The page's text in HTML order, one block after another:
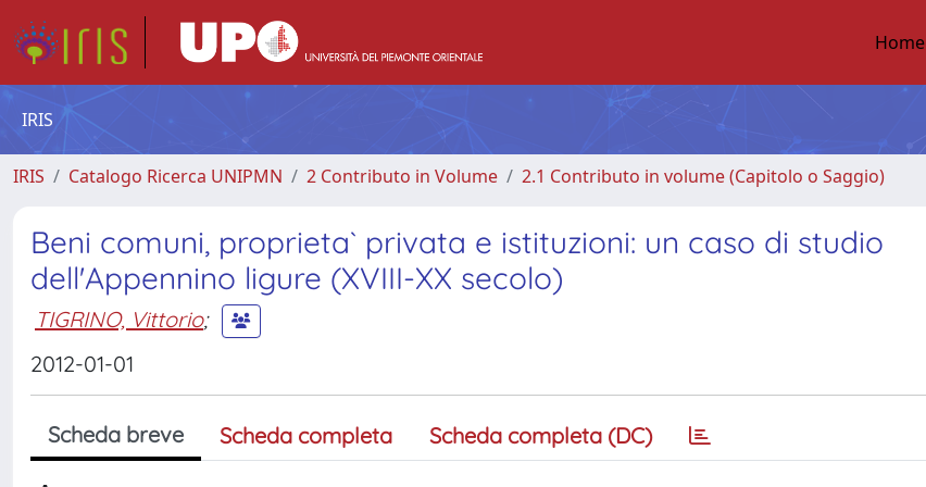
Home
IRIS
IRIS Catalogo Ricerca UNIPMN 2 Contributo in Volume 2.1 Contributo in volume (Capitolo o Saggio)
Beni comuni, proprieta` privata e istituzioni: un caso di studio
dell'Appennino ligure (XVIII-XX secolo)
TIGRINO, Vittorio;
2012-01-01
Scheda breve Scheda completa Scheda completa (DC)